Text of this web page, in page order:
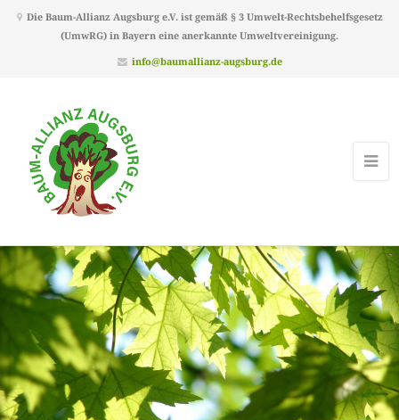
Die Baum-Allianz Augsburg e.V. ist gemäß § 3 Umwelt-Rechtsbehelfsgesetz
(UmwRG) in Bayern eine anerkannte Umweltvereinigung.
info@baumallianz-augsburg.de